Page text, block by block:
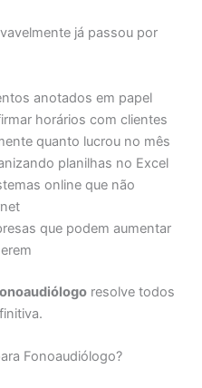
já passou por
anotados em papel
horários com clientes
quanto lucrou no mês
planilhas no Excel
online que não
que podem aumentar
resolve todos
Fonoaudiólogo?